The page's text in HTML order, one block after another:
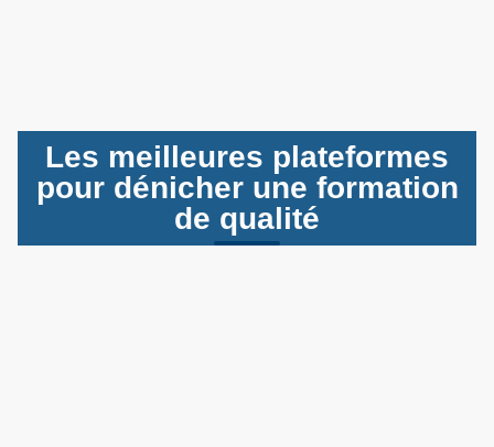
Les meilleures plateformes
pour dénicher une formation
de qualité